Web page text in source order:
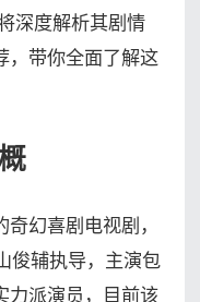
深度解析其剧情
，带你全面了解这
幻喜剧电视剧，
俊辅执导，主演包
力派演员，目前该